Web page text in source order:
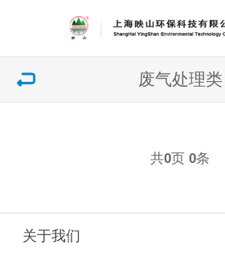
废气处理类
共0页 0条
关于我们